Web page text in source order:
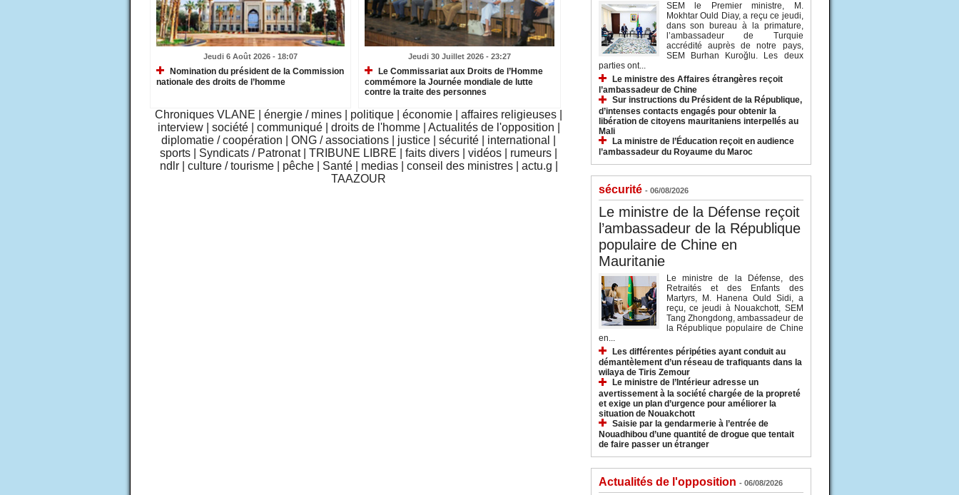
Jeudi 6 Août 2026 - 18:07
Nomination du président de la Commission
nationale des droits de l’homme
Jeudi 30 Juillet 2026 - 23:27
Le Commissariat aux Droits de l’Homme
commémore la Journée mondiale de lutte
contre la traite des personnes
Chroniques VLANE énergie / mines politique économie affaires religieuses
interview
société communiqué droits de l'homme Actualités de l'opposition
diplomatie / coopération
ONG / associations justice sécurité international
sports
Syndicats / Patronat TRIBUNE LIBRE faits divers vidéos rumeurs
ndlr
culture / tourisme pêche Santé medias conseil des ministres actu.g
TAAZOUR
SEM le Premier ministre, M.
Mokhtar Ould Diay, a reçu ce jeudi,
dans son bureau à la primature,
l’ambassadeur de Turquie
accrédité auprès de notre pays,
SEM Burhan Kuroğlu. Les deux
parties ont...
Le ministre des Affaires étrangères reçoit
l’ambassadeur de Chine
Sur instructions du Président de la République,
d’intenses contacts engagés pour obtenir la
libération de citoyens mauritaniens interpellés au
Mali
La ministre de l’Éducation reçoit en audience
l’ambassadeur du Royaume du Maroc
sécurité - 06/08/2026
Le ministre de la Défense reçoit
l’ambassadeur de la République
populaire de Chine en
Mauritanie
Le ministre de la Défense, des
Retraités et des Enfants des
Martyrs, M. Hanena Ould Sidi, a
reçu, ce jeudi à Nouakchott, SEM
Tang Zhongdong, ambassadeur de
la République populaire de Chine
en...
Les différentes péripéties ayant conduit au
démantèlement d’un réseau de trafiquants dans la
wilaya de Tiris Zemour
Le ministre de l’Intérieur adresse un
avertissement à la société chargée de la propreté
et exige un plan d’urgence pour améliorer la
situation de Nouakchott
Saisie par la gendarmerie à l’entrée de
Nouadhibou d’une quantité de drogue que tentait
de faire passer un étranger
Actualités de l'opposition - 06/08/2026